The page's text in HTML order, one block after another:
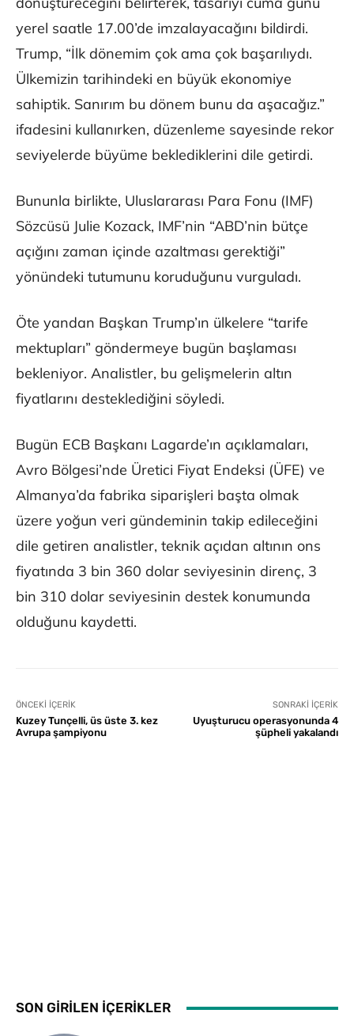
yerel saatle 17.00’de imzalayacağını bildirdi.
Trump, “İlk dönemim çok ama çok başarılıydı.
Ülkemizin tarihindeki en büyük ekonomiye
sahiptik. Sanırım bu dönem bunu da aşacağız.”
ifadesini kullanırken, düzenleme sayesinde rekor
seviyelerde büyüme beklediklerini dile getirdi.
Bununla birlikte, Uluslararası Para Fonu (IMF)
Sözcüsü Julie Kozack, IMF’nin “ABD’nin bütçe
açığını zaman içinde azaltması gerektiği”
yönündeki tutumunu koruduğunu vurguladı.
Öte yandan Başkan Trump’ın ülkelere “tarife
mektupları” göndermeye bugün başlaması
bekleniyor. Analistler, bu gelişmelerin altın
fiyatlarını desteklediğini söyledi.
Bugün ECB Başkanı Lagarde’ın açıklamaları,
Avro Bölgesi’nde Üretici Fiyat Endeksi (ÜFE) ve
Almanya’da fabrika siparişleri başta olmak
üzere yoğun veri gündeminin takip edileceğini
dile getiren analistler, teknik açıdan altının ons
fiyatında 3 bin 360 dolar seviyesinin direnç, 3
bin 310 dolar seviyesinin destek konumunda
olduğunu kaydetti.
ÖNCEKI İÇERIK
Kuzey Tunçelli, üs üste 3. kez
Avrupa şampiyonu
SONRAKI İÇERIK
Uyuşturucu operasyonunda 4
şüpheli yakalandı
SON GİRİLEN İÇERİKLER